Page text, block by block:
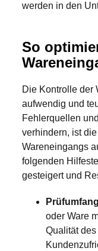
werden in den
So
Die Kontrolle der
aufwendig und
Fehlerquellen
verhindern, ist
Wareneingangs
folgenden
gesteigert und
oder Ware
Qualität